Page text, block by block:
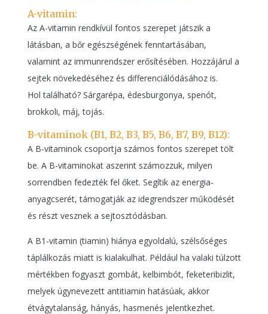
A-vitamin:
Az A-vitamin rendkívül fontos szerepet játszik a
látásban, a bőr egészségének fenntartásában,
valamint az immunrendszer erősítésében. Hozzájárul a
sejtek növekedéséhez és differenciálódásához is.
Hol található? Sárgarépa, édesburgonya, spenót,
brokkoli, máj, tojás.
B-vitaminok (B1, B2, B3, B5, B6, B7, B9, B12):
A B-vitaminok csoportja számos fontos szerepet tölt
be. A B-vitaminokat aszerint számozzuk, milyen
sorrendben fedezték fel őket. Segítik az energia-
anyagcserét, támogatják az idegrendszer működését
és részt vesznek a sejtosztódásban.
A B1-vitamin (tiamin) hiánya egyoldalú, szélsőséges
táplálkozás miatt is kialakulhat. Például ha valaki túlzott
mértékben fogyaszt gombát, kelbimbót, feketeribizlit,
melyek úgynevezett antitiamin hatásúak, akkor
étvágytalanság, hányás, hasmenés jelentkezhet.